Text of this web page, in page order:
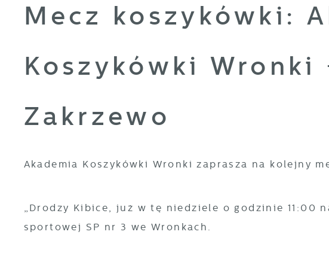
Mecz koszykówki:
Koszykówki Wronki
Zakrzewo
Akademia Koszykówki Wronki zaprasza na kolejny
„Drodzy Kibice, już w tę niedziele o godzinie 11:00
sportowej SP nr 3 we Wronkach.